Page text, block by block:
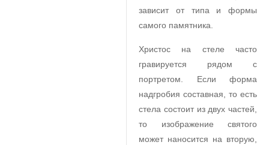
зависит от типа и формы
самого памятника.
Христос на стеле часто
гравируется рядом с
портретом. Если форма
надгробия составная, то есть
стела состоит из двух частей,
то изображение святого
может наносится на вторую,